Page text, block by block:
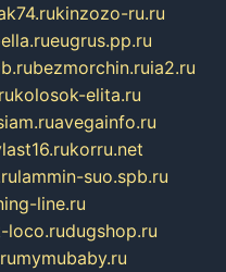
kinzozo-ru.ru
eugrus.pp.ru
bezmorchin.ruia2.ru
kolosok-elita.ru
avegainfo.ru
korru.net
lammin-suo.spb.ru
line.ru
loco.rudugshop.ru
mymubaby.ru